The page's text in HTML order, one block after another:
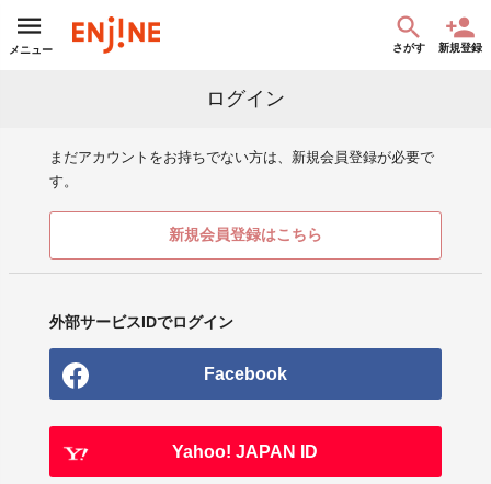
メニュー さがす 新規登録
ログイン
まだアカウントをお持ちでない方は、新規会員登録が必要で
す。
新規会員登録はこちら
外部サービスIDでログイン
Facebook
Yahoo! JAPAN ID